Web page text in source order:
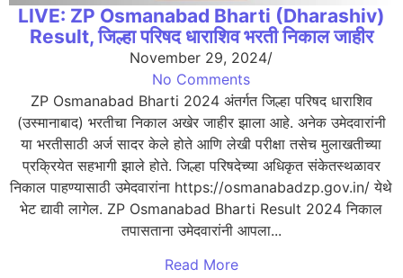
LIVE: ZP Osmanabad Bharti (Dharashiv)
Result, जिल्हा परिषद धाराशिव भरती निकाल जाहीर
November 29, 2024/
No Comments
ZP Osmanabad Bharti 2024 अंतर्गत जिल्हा परिषद धाराशिव
(उस्मानाबाद) भरतीचा निकाल अखेर जाहीर झाला आहे. अनेक उमेदवारांनी
या भरतीसाठी अर्ज सादर केले होते आणि लेखी परीक्षा तसेच मुलाखतीच्या
प्रक्रियेत सहभागी झाले होते. जिल्हा परिषदेच्या अधिकृत संकेतस्थळावर
निकाल पाहण्यासाठी उमेदवारांना https://osmanabadzp.gov.in/ येथे
भेट द्यावी लागेल. ZP Osmanabad Bharti Result 2024 निकाल
तपासताना उमेदवारांनी आपला...
Read More